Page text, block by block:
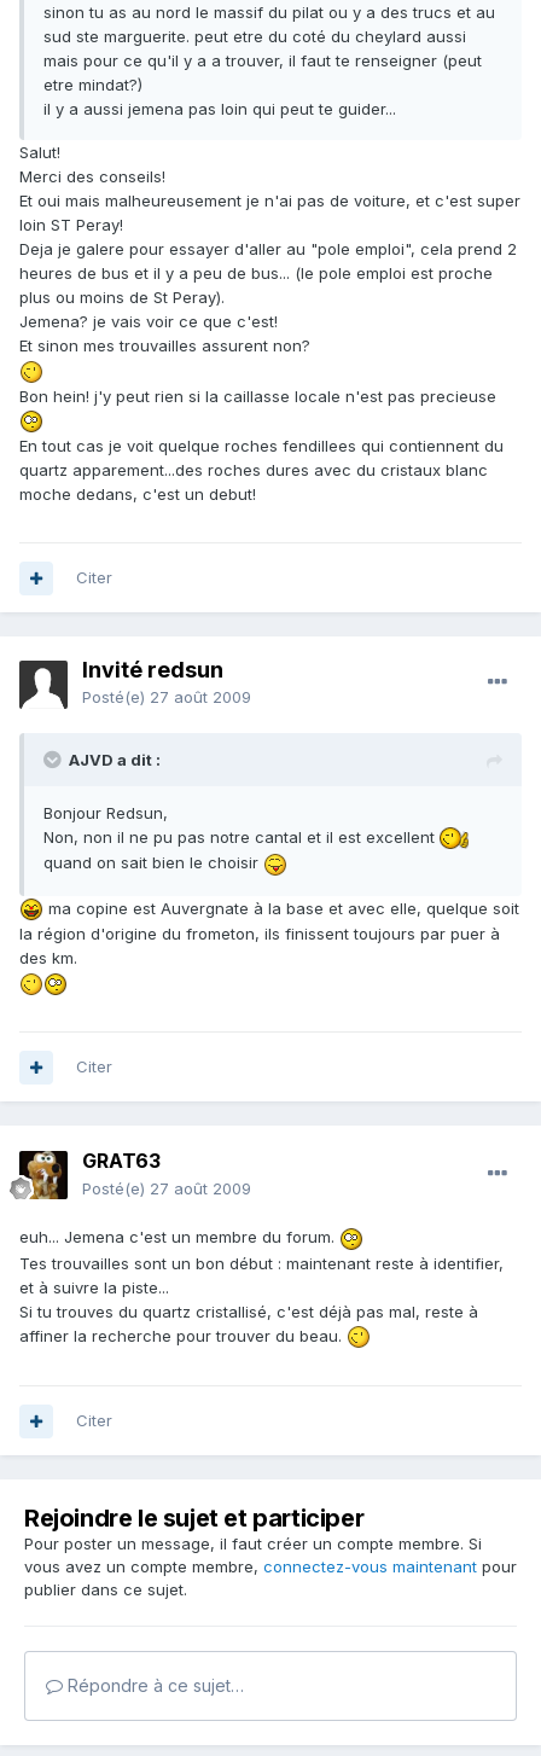
sinon tu as au nord le massif du pilat ou y a des trucs et au
sud ste marguerite. peut etre du coté du cheylard aussi
mais pour ce qu'il y a a trouver, il faut te renseigner (peut
etre mindat?)
il y a aussi jemena pas loin qui peut te guider...
Salut!
Merci des conseils!
Et oui mais malheureusement je n'ai pas de voiture, et c'est super
loin ST Peray!
Deja je galere pour essayer d'aller au "pole emploi", cela prend 2
heures de bus et il y a peu de bus... (le pole emploi est proche
plus ou moins de St Peray).
Jemena? je vais voir ce que c'est!
Et sinon mes trouvailles assurent non?
Bon hein! j'y peut rien si la caillasse locale n'est pas precieuse
En tout cas je voit quelque roches fendillees qui contiennent du
quartz apparement...des roches dures avec du cristaux blanc
moche dedans, c'est un debut!
Citer
Invité redsun
Posté(e) 27 août 2009
AJVD a dit :
Bonjour Redsun,
Non, non il ne pu pas notre cantal et il est excellent
quand on sait bien le choisir
ma copine est Auvergnate à la base et avec elle, quelque soit
la région d'origine du frometon, ils finissent toujours par puer à
des km.
Citer
GRAT63
Posté(e) 27 août 2009
euh... Jemena c'est un membre du forum.
Tes trouvailles sont un bon début : maintenant reste à identifier,
et à suivre la piste...
Si tu trouves du quartz cristallisé, c'est déjà pas mal, reste à
affiner la recherche pour trouver du beau.
Citer
Rejoindre le sujet et participer
Pour poster un message, il faut créer un compte membre. Si
vous avez un compte membre, connectez-vous maintenant pour
publier dans ce sujet.
Répondre à ce sujet…